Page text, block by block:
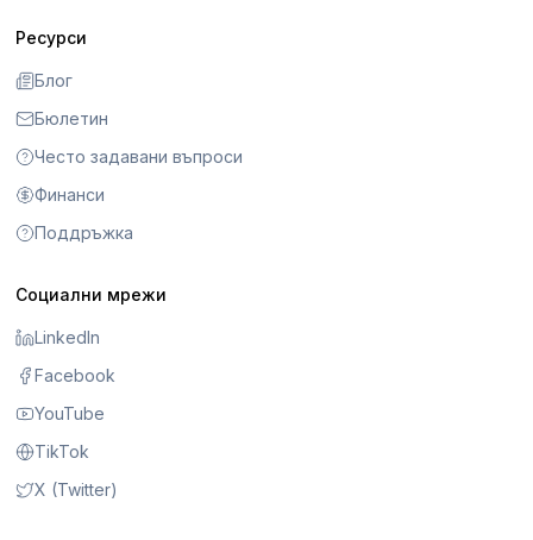
Ресурси
Блог
Бюлетин
Често задавани въпроси
Финанси
Поддръжка
Социални мрежи
LinkedIn
Facebook
YouTube
TikTok
X (Twitter)